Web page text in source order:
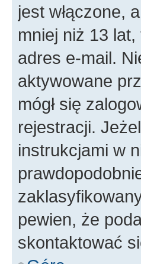
jest włączone,
mniej niż 13
adres e-mail.
aktywowane
mógł się
rejestracji.
instrukcjami w
pewien, że
skontaktować